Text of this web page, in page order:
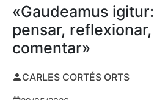
«Gaudeamus igitur:
pensar, reflexionar,
comentar»
CARLES CORTÉS ORTS